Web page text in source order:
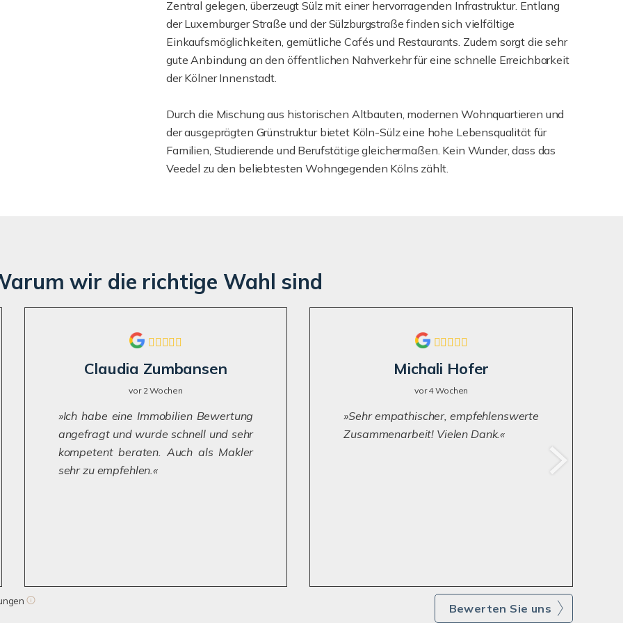
Zentral gelegen, überzeugt Sülz mit einer hervorragenden Infrastruktur. Entlang
der Luxemburger Straße und der Sülzburgstraße finden sich vielfältige
Einkaufsmöglichkeiten, gemütliche Cafés und Restaurants. Zudem sorgt die sehr
gute Anbindung an den öffentlichen Nahverkehr für eine schnelle Erreichbarkeit
der Kölner Innenstadt.
Durch die Mischung aus historischen Altbauten, modernen Wohnquartieren und
der ausgeprägten Grünstruktur bietet Köln-Sülz eine hohe Lebensqualität für
Familien, Studierende und Berufstätige gleichermaßen. Kein Wunder, dass das
Veedel zu den beliebtesten Wohngegenden Kölns zählt.
wir die richtige Wahl sind
Claudia Zumbansen
vor 2 Wochen
Ich habe eine Immobilien Bewertung
angefragt und wurde schnell und sehr
kompetent beraten. Auch als Makler
sehr zu empfehlen.
Michali Hofer
vor 4 Wochen
Sehr empathischer, empfehlenswerte
Zusammenarbeit! Vielen Dank.
Bewerten Sie uns